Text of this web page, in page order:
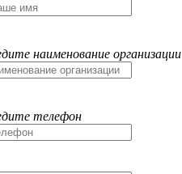
наименование организации
телефон